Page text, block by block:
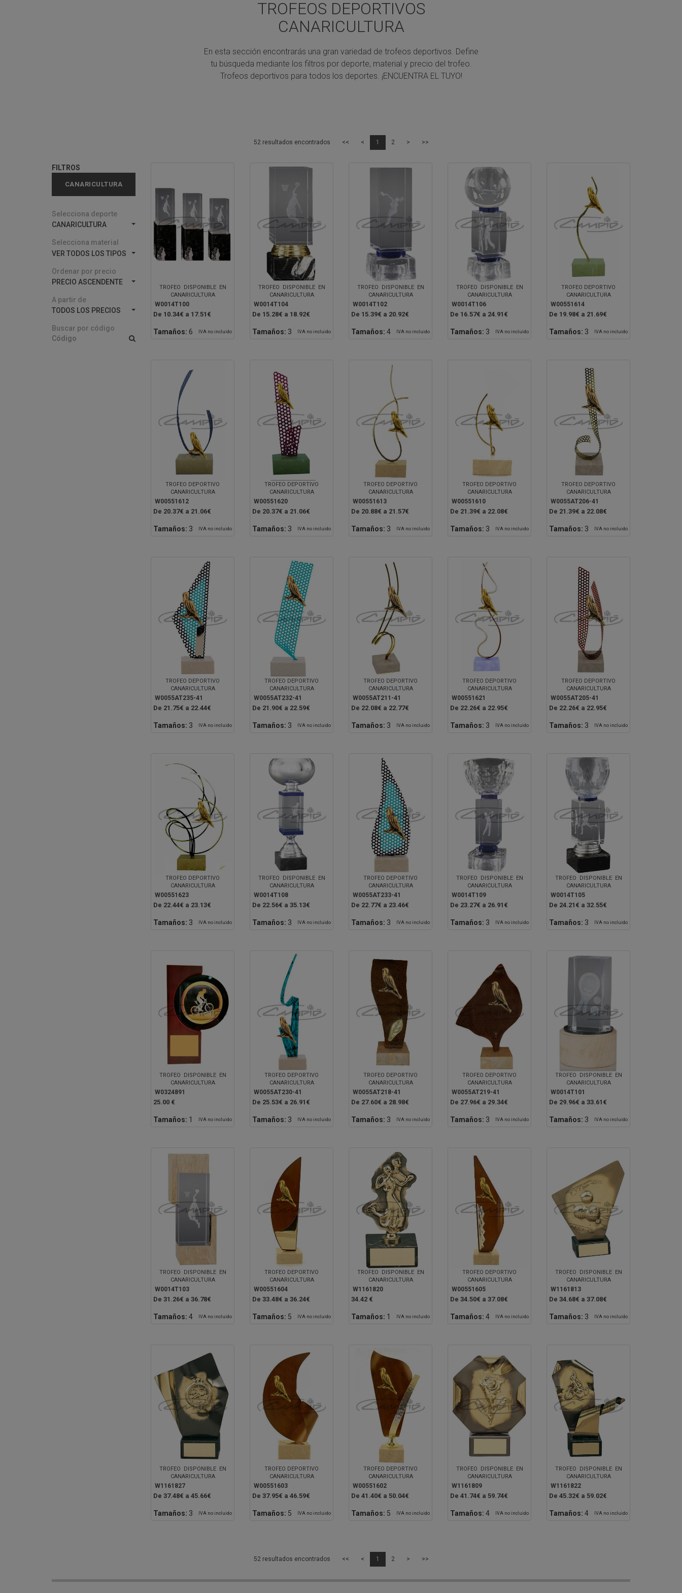
TROFEOS DEPORTIVOS
CANARICULTURA
En esta sección encontrarás una gran variedad de trofeos deportivos. Define
tu búsqueda mediante los filtros por deporte, material y precio del trofeo.
Trofeos deportivos para todos los deportes. ¡ENCUENTRA EL TUYO!
52 resultados encontrados << < 1 2 > >>
FILTROS
CANARICULTURA
Selecciona deporte
CANARICULTURA
Selecciona material
VER TODOS LOS TIPOS
Ordenar por precio
PRECIO ASCENDENTE
A partir de
TODOS LOS PRECIOS
Buscar por código
TROFEO DISPONIBLE EN
CANARICULTURA
W0014T100
De 10.34€ a 17.51€
Tamaños: 6 IVA no incluido
TROFEO DISPONIBLE EN
CANARICULTURA
W0014T104
De 15.28€ a 18.92€
Tamaños: 3 IVA no incluido
TROFEO DISPONIBLE EN
CANARICULTURA
W0014T102
De 15.39€ a 20.92€
Tamaños: 4 IVA no incluido
TROFEO DISPONIBLE EN
CANARICULTURA
W0014T106
De 16.57€ a 24.91€
Tamaños: 3 IVA no incluido
TROFEO DEPORTIVO
CANARICULTURA
W00551614
De 19.98€ a 21.69€
Tamaños: 3 IVA no incluido
TROFEO DEPORTIVO
CANARICULTURA
W00551612
De 20.37€ a 21.06€
Tamaños: 3 IVA no incluido
TROFEO DEPORTIVO
CANARICULTURA
W00551620
De 20.37€ a 21.06€
Tamaños: 3 IVA no incluido
TROFEO DEPORTIVO
CANARICULTURA
W00551613
De 20.88€ a 21.57€
Tamaños: 3 IVA no incluido
TROFEO DEPORTIVO
CANARICULTURA
W00551610
De 21.39€ a 22.08€
Tamaños: 3 IVA no incluido
TROFEO DEPORTIVO
CANARICULTURA
W0055AT206-41
De 21.39€ a 22.08€
Tamaños: 3 IVA no incluido
TROFEO DEPORTIVO
CANARICULTURA
W0055AT235-41
De 21.75€ a 22.44€
Tamaños: 3 IVA no incluido
TROFEO DEPORTIVO
CANARICULTURA
W0055AT232-41
De 21.90€ a 22.59€
Tamaños: 3 IVA no incluido
TROFEO DEPORTIVO
CANARICULTURA
W0055AT211-41
De 22.08€ a 22.77€
Tamaños: 3 IVA no incluido
TROFEO DEPORTIVO
CANARICULTURA
W00551621
De 22.26€ a 22.95€
Tamaños: 3 IVA no incluido
TROFEO DEPORTIVO
CANARICULTURA
W0055AT205-41
De 22.26€ a 22.95€
Tamaños: 3 IVA no incluido
TROFEO DEPORTIVO
CANARICULTURA
W00551623
De 22.44€ a 23.13€
Tamaños: 3 IVA no incluido
TROFEO DISPONIBLE EN
CANARICULTURA
W0014T108
De 22.56€ a 35.13€
Tamaños: 3 IVA no incluido
TROFEO DEPORTIVO
CANARICULTURA
W0055AT233-41
De 22.77€ a 23.46€
Tamaños: 3 IVA no incluido
TROFEO DISPONIBLE EN
CANARICULTURA
W0014T109
De 23.27€ a 26.91€
Tamaños: 3 IVA no incluido
TROFEO DISPONIBLE EN
CANARICULTURA
W0014T105
De 24.21€ a 32.55€
Tamaños: 3 IVA no incluido
TROFEO DISPONIBLE EN
CANARICULTURA
W0324891
25.00 €
Tamaños: 1 IVA no incluido
TROFEO DEPORTIVO
CANARICULTURA
W0055AT230-41
De 25.53€ a 26.91€
Tamaños: 3 IVA no incluido
TROFEO DEPORTIVO
CANARICULTURA
W0055AT218-41
De 27.60€ a 28.98€
Tamaños: 3 IVA no incluido
TROFEO DEPORTIVO
CANARICULTURA
W0055AT219-41
De 27.96€ a 29.34€
Tamaños: 3 IVA no incluido
TROFEO DISPONIBLE EN
CANARICULTURA
W0014T101
De 29.96€ a 33.61€
Tamaños: 3 IVA no incluido
TROFEO DISPONIBLE EN
CANARICULTURA
W0014T103
De 31.26€ a 36.78€
Tamaños: 4 IVA no incluido
TROFEO DEPORTIVO
CANARICULTURA
W00551604
De 33.48€ a 36.24€
Tamaños: 5 IVA no incluido
TROFEO DISPONIBLE EN
CANARICULTURA
W1161820
34.42 €
Tamaños: 1 IVA no incluido
TROFEO DEPORTIVO
CANARICULTURA
W00551605
De 34.50€ a 37.08€
Tamaños: 4 IVA no incluido
TROFEO DISPONIBLE EN
CANARICULTURA
W1161813
De 34.68€ a 37.08€
Tamaños: 3 IVA no incluido
TROFEO DISPONIBLE EN
CANARICULTURA
W1161827
De 37.48€ a 45.66€
Tamaños: 3 IVA no incluido
TROFEO DEPORTIVO
CANARICULTURA
W00551603
De 37.95€ a 46.59€
Tamaños: 5 IVA no incluido
TROFEO DEPORTIVO
CANARICULTURA
W00551602
De 41.40€ a 50.04€
Tamaños: 5 IVA no incluido
TROFEO DISPONIBLE EN
CANARICULTURA
W1161809
De 41.74€ a 59.74€
Tamaños: 4 IVA no incluido
TROFEO DISPONIBLE EN
CANARICULTURA
W1161822
De 45.32€ a 59.02€
Tamaños: 4 IVA no incluido
52 resultados encontrados << < 1 2 > >>